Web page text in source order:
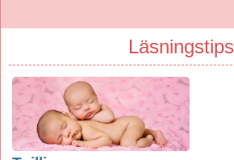
Läsningstips